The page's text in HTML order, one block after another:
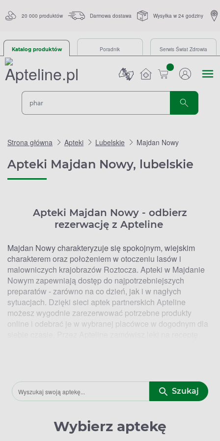
20 000 produktów Darmowa dostawa Wysyłka w 24 godziny
Katalog produktów Poradnik Serwis Świat Zdrowia
sztuk
Strona główna Apteki Lubelskie Majdan Nowy
Apteki Majdan Nowy, lubelskie
Apteki Majdan Nowy - odbierz
rezerwację z Apteline
Majdan Nowy charakteryzuje się spokojnym, wiejskim
charakterem oraz położeniem w otoczeniu lasów i
malowniczych krajobrazów Roztocza. Apteki w Majdanie
Nowym zapewniają dostęp do najpotrzebniejszych
preparatów - zarówno na co dzień, jak i w nagłych
sytuacjach. Dzięki sieci aptek partnerskich Apteline
możesz wygodnie zarezerwować potrzebne produkty
online i odebrać je w wybranej placówce w dogodnym dla
W okresach zwiększonej zachorowalności, szczególnie
jesienią i zimą, wiele osób sięga po
leki na przeziębienie i
wrócić do codziennego funkcjonowania. W aptekach w
dostępne są również preparaty wspierające odporność,
Szukaj
Wybierz aptekę